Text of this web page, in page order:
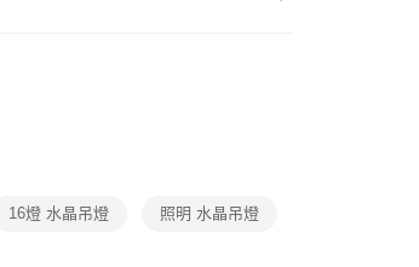
供個人資料，並將交易相關給付款項請
16燈 水晶吊燈 照明 水晶吊燈